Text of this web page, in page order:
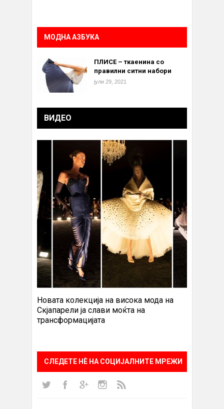
МОДНА АЗБУКА
ПЛИСЕ – ткаенина со
правилни ситни набори
јули 29, 2021
ВИДЕО
Новата колекција на висока мода на
Скјапарели ја слави моќта на
трансформацијата
СЛЕДЕТЕ НÈ НА СОЦИЈАЛНИТЕ МРЕЖИ